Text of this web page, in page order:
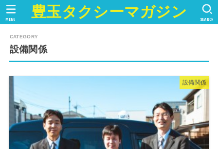
豊玉タクシーマガジン SEARCH
MENU
設備関係
設備関係